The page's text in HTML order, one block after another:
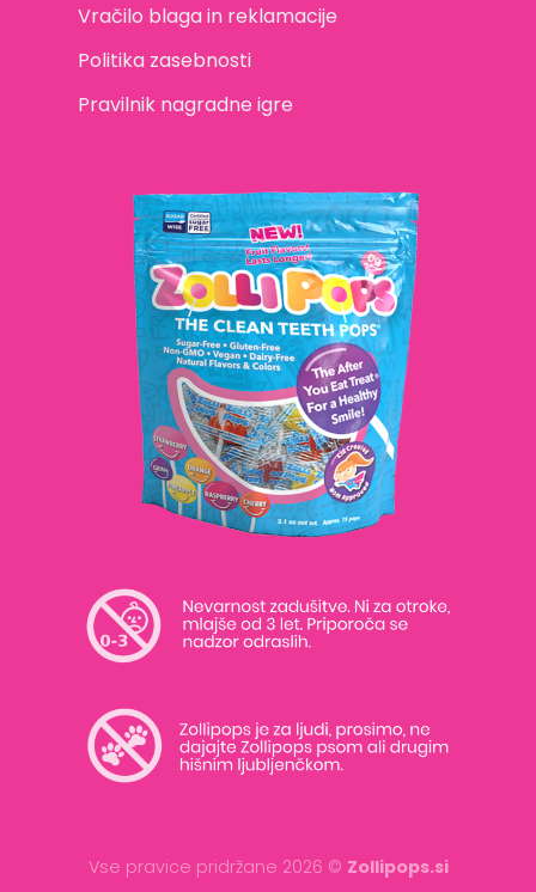
Vračilo blaga in reklamacije
Politika zasebnosti
Pravilnik nagradne igre
Vse pravice pridržane 2026 © Zollipops.si